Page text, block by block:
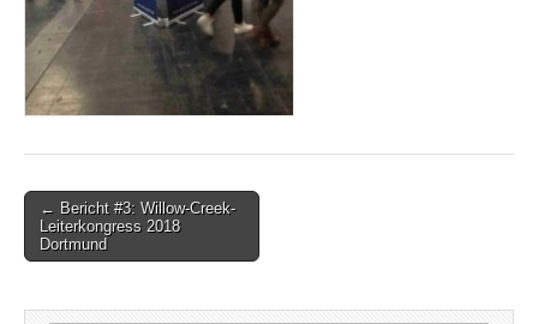
Post
navigation
← Bericht #3: Willow-Creek-
Leiterkongress 2018
Dortmund